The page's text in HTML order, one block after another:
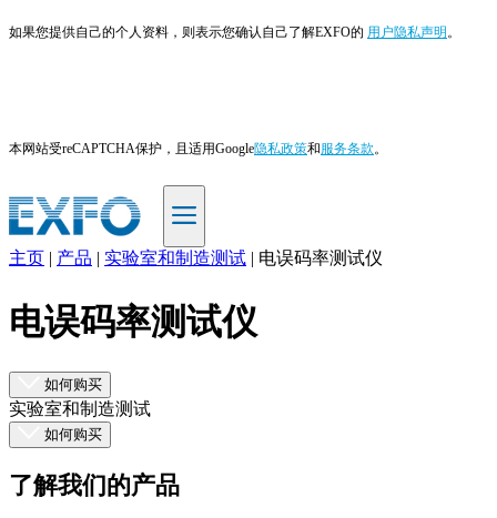
如果您提供自己的个人资料，则表示您确认自己了解EXFO的 用户隐私声明 。
本网站受reCAPTCHA保护，且适用Google隐私政策和服务条款。
产
决
方
案
支
主页 | 产品 | 实验室和制造测试 | 电误码率测试仪
电误码率测试仪
如何购买
实验室和制造测试
如何购买
了解我们的产品